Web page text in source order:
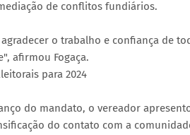
de conflitos fundiários.
o trabalho e confiança de
afirmou Fogaça.
para 2024
do mandato, o vereador
do contato com a